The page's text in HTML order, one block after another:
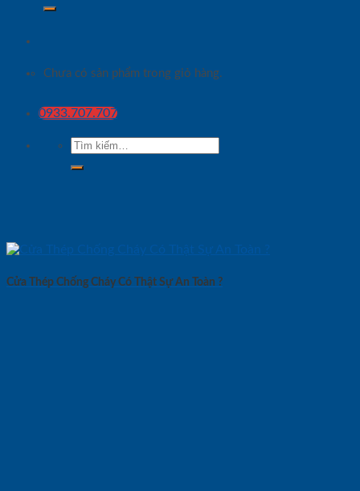
Chưa có sản phẩm trong giỏ hàng.
0933.707.707
Tìm
kiếm:
Cửa Thép Chống Cháy Có Thật Sự An Toàn ?